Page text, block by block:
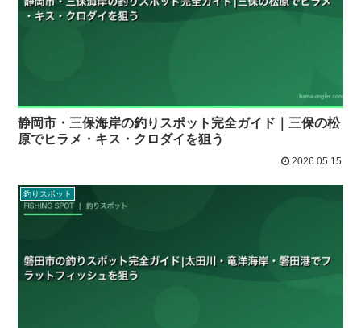
静岡市・三保海岸の釣りスポット完全ガイド｜三保の松
原でヒラメ・キス・クロダイを狙う
2026.05.15
釣りスポット